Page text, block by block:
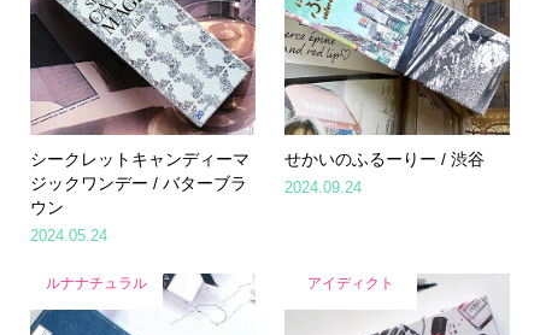
シークレットキャンディーマ
ジックワンデー / バターブラ
ウン
2024.05.24
せかいのふるーりー / 渋谷
2024.09.24
ルナナチュラル アイディクト